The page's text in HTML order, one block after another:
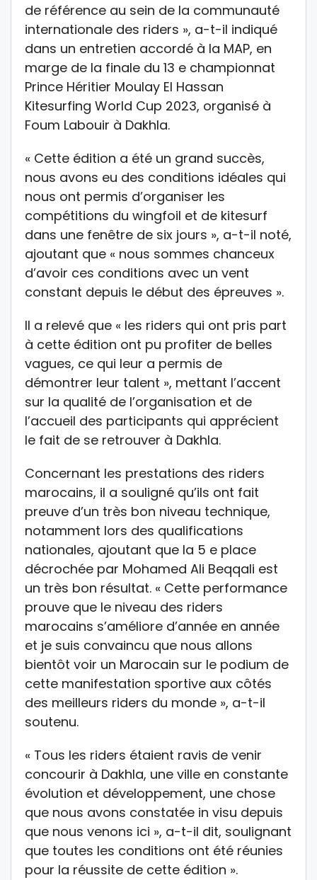
de référence au sein de la communauté
internationale des riders », a-t-il indiqué
dans un entretien accordé à la MAP, en
marge de la finale du 13 e championnat
Prince Héritier Moulay El Hassan
Kitesurfing World Cup 2023, organisé à
Foum Labouir à Dakhla.
« Cette édition a été un grand succès,
nous avons eu des conditions idéales qui
nous ont permis d’organiser les
compétitions du wingfoil et de kitesurf
dans une fenêtre de six jours », a-t-il noté,
ajoutant que « nous sommes chanceux
d’avoir ces conditions avec un vent
constant depuis le début des épreuves ».
Il a relevé que « les riders qui ont pris part
à cette édition ont pu profiter de belles
vagues, ce qui leur a permis de
démontrer leur talent », mettant l’accent
sur la qualité de l’organisation et de
l’accueil des participants qui apprécient
le fait de se retrouver à Dakhla.
Concernant les prestations des riders
marocains, il a souligné qu’ils ont fait
preuve d’un très bon niveau technique,
notamment lors des qualifications
nationales, ajoutant que la 5 e place
décrochée par Mohamed Ali Beqqali est
un très bon résultat. « Cette performance
prouve que le niveau des riders
marocains s’améliore d’année en année
et je suis convaincu que nous allons
bientôt voir un Marocain sur le podium de
cette manifestation sportive aux côtés
des meilleurs riders du monde », a-t-il
soutenu.
« Tous les riders étaient ravis de venir
concourir à Dakhla, une ville en constante
évolution et développement, une chose
que nous avons constatée in visu depuis
que nous venons ici », a-t-il dit, soulignant
que toutes les conditions ont été réunies
pour la réussite de cette édition ».